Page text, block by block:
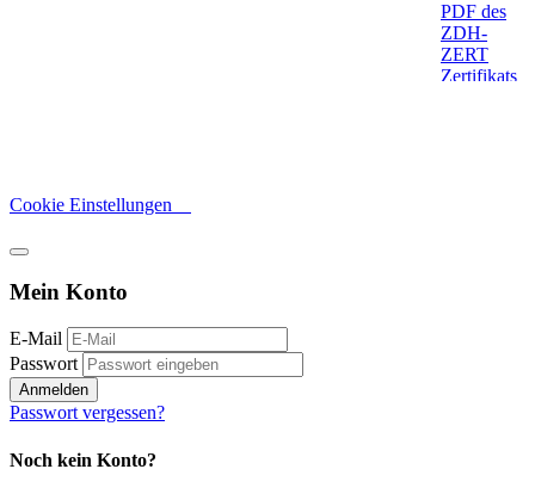
Cookie Einstellungen
Mein Konto
E-Mail
Passwort
Anmelden
Passwort vergessen?
Noch kein Konto?